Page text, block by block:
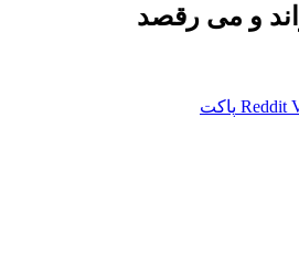
و می‌ رقصد
Reddit پاکت